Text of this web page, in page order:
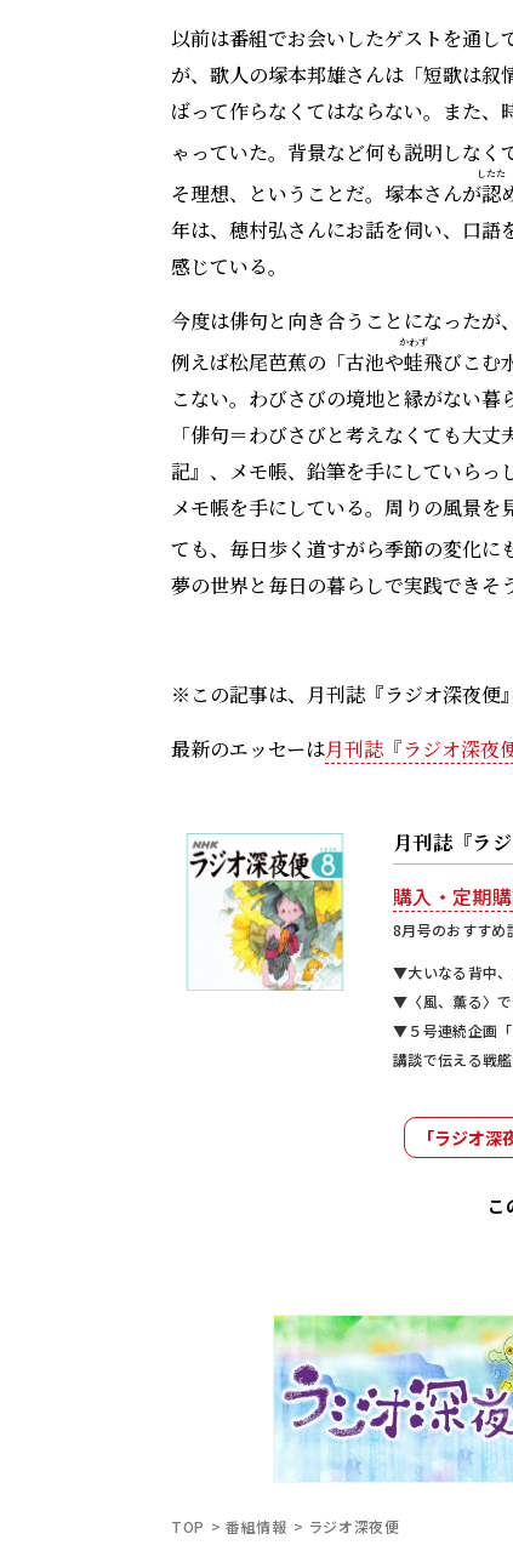
以前は番組でお会いしたゲストを通し
が、歌人の塚本邦雄さんは「短歌は
ばって作らなくてはならない。また
ゃっていた。背景など何も説明しなく
そ理想、ということだ。塚本さんが認
したた
年は、穂村弘さんにお話を伺い、口語
感じている。
今度は俳句と向き合うことになったが
例えば松尾芭蕉の「古池や蛙
かわず
飛びこむ
こない。わびさびの境地と縁がない暮
「俳句＝わびさびと考えなくても大
記』、メモ帳、鉛筆を手にしていらっ
メモ帳を手にしている。周りの風景を
ても、毎日歩く道すがら季節の変化に
夢の世界と毎日の暮らしで実践できそ
※この記事は、月刊誌『ラジオ深夜便
最新のエッセーは月刊誌『ラジオ深夜
月刊誌『ラジ
購入・定期
8月号のおすすめ
▼大いなる背中
▼〈風、薫る〉
▼５号連続企画
講談で伝える戦
「ラジオ
こ
TOP 番組情報 ラジオ深夜便